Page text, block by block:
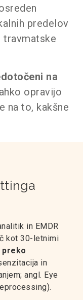
predelov
travmatske
na
opravijo
na to, kakšne
in EMDR
kot 30-letnimi
preko
in
angl. Eye